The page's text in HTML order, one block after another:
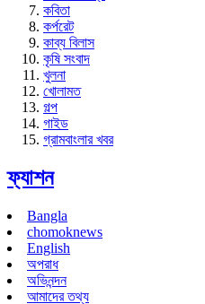
কবিতা
কর্পরেট
কাব্য বিলাস
কৃষি সংবাদ
খুলনা
খোলামত
গল্প
গাইড
গ্রামবাংলার খবর
ফ্যাশন
Bangla
chomoknews
English
অপরাধ
অভিনন্দন
আমাদের তথ্য